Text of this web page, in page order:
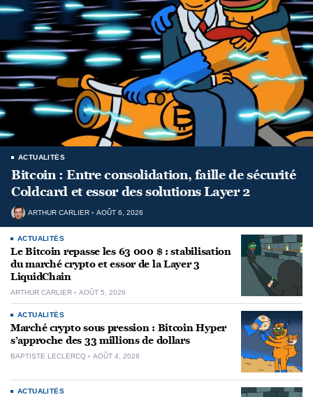
ACTUALITÉS
Bitcoin : Entre consolidation, faille de sécurité
Coldcard et essor des solutions Layer 2
ARTHUR CARLIER AOÛT 6, 2026
ACTUALITÉS
Le Bitcoin repasse les 63 000 $ : stabilisation
du marché crypto et essor de la Layer 3
LiquidChain
ARTHUR CARLIER AOÛT 5, 2026
ACTUALITÉS
Marché crypto sous pression : Bitcoin Hyper
s’approche des 33 millions de dollars
BAPTISTE LECLERCQ AOÛT 4, 2026
ACTUALITÉS